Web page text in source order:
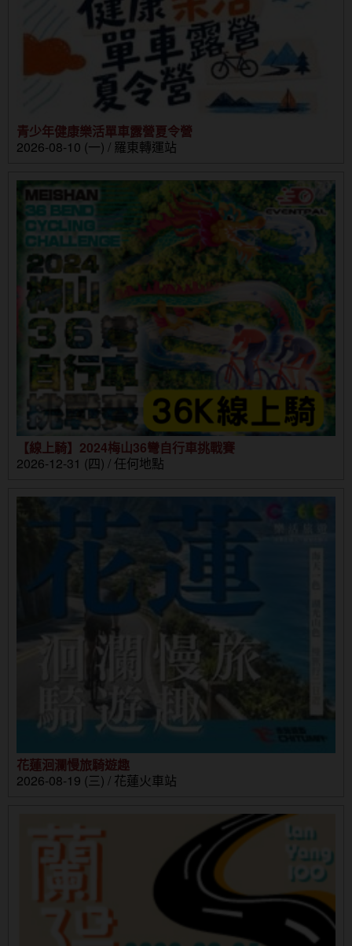
青少年健康樂活單車露營夏令營
2026-08-10 (一) / 羅東轉運站
【線上騎】2024梅山36彎自行車挑戰賽
2026-12-31 (四) / 任何地點
花蓮洄瀾慢旅騎遊趣
2026-08-19 (三) / 花蓮火車站